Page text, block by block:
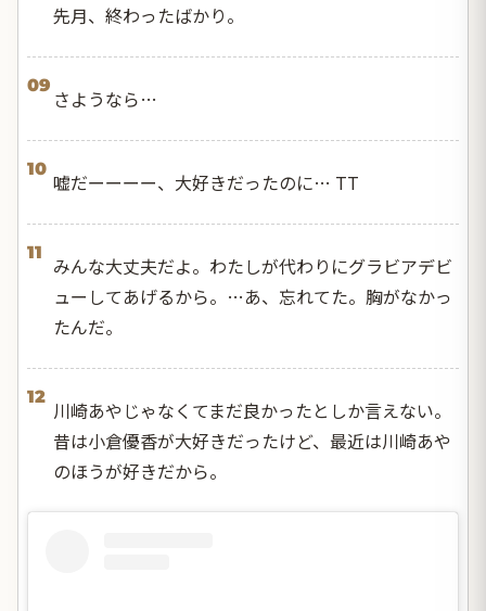
先月、終わったばかり。
09
さようなら…
10
嘘だーーーー、大好きだったのに… TT
11
みんな大丈夫だよ。わたしが代わりにグラビアデビ
ューしてあげるから。…あ、忘れてた。胸がなかっ
たんだ。
12
川崎あやじゃなくてまだ良かったとしか言えない。
昔は小倉優香が大好きだったけど、最近は川崎あや
のほうが好きだから。